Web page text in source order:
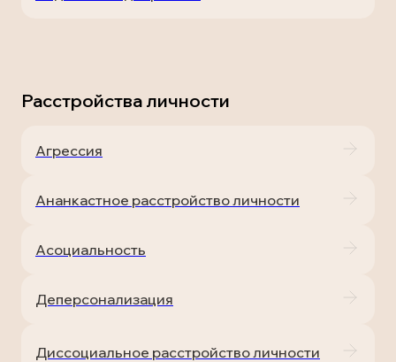
Расстройства личности
Агрессия
Ананкастное расстройство личности
Асоциальность
Деперсонализация
Диссоциальное расстройство личности